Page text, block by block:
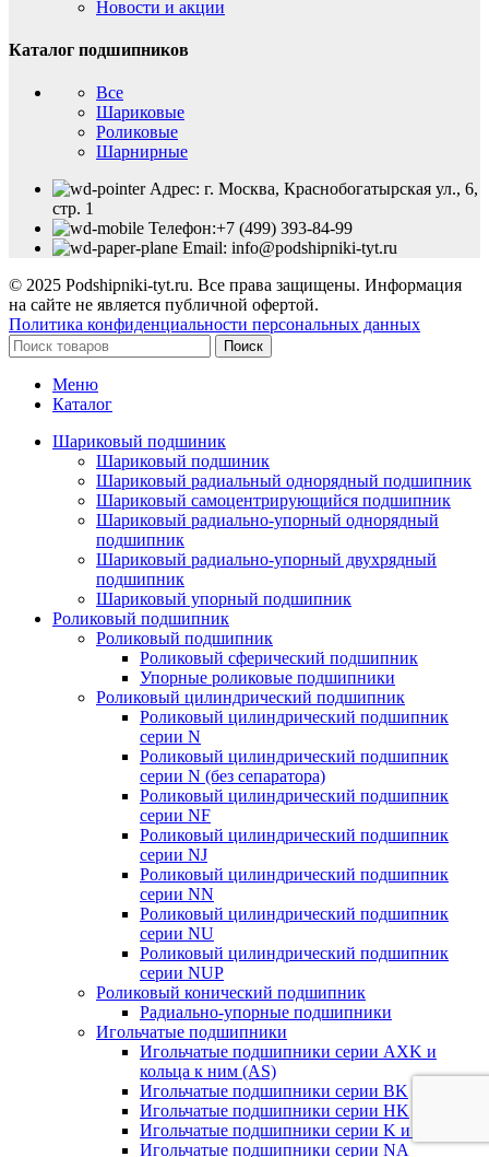
Новости и акции
Каталог подшипников
Все
Шариковые
Роликовые
Шарнирные
Адрес: г. Москва, Краснобогатырская ул., 6,
стр. 1
Телефон:+7 (499) 393-84-99
Email: info@podshipniki-tyt.ru
© 2025 Podshipniki-tyt.ru. Все права защищены. Информация
на сайте не является публичной офертой.
Политика конфиденциальности персональных данных
Поиск
Меню
Каталог
Шариковый подшиник
Шариковый подшиник
Шариковый радиальный однорядный подшипник
Шариковый самоцентрирующийся подшипник
Шариковый радиально-упорный однорядный
подшипник
Шариковый радиально-упорный двухрядный
подшипник
Шариковый упорный подшипник
Роликовый подшипник
Роликовый подшипник
Роликовый сферический подшипник
Упорные роликовые подшипники
Роликовый цилиндрический подшипник
Роликовый цилиндрический подшипник
серии N
Роликовый цилиндрический подшипник
серии N (без сепаратора)
Роликовый цилиндрический подшипник
серии NF
Роликовый цилиндрический подшипник
серии NJ
Роликовый цилиндрический подшипник
серии NN
Роликовый цилиндрический подшипник
серии NU
Роликовый цилиндрический подшипник
серии NUP
Роликовый конический подшипник
Радиально-упорные подшипники
Игольчатые подшипники
Игольчатые подшипники серии AXK и
кольца к ним (AS)
Игольчатые подшипники серии BK
Игольчатые подшипники серии HK
Игольчатые подшипники серии K и KT
Игольчатые подшипники серии NA